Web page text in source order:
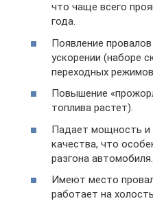
что чаще всего
года.
Появление
ускорении (наборе
переходных режимов.
Повышение
топлива растет).
Падает мощность и
качества, что
разгона автомобиля.
Имеют место
работает на